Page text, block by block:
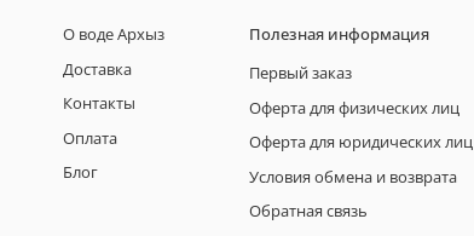
О воде Архыз
Доставка
Контакты
Оплата
Блог
Полезная информация
Первый заказ
Оферта для физических лиц
Оферта для юридических лиц
Условия обмена и возврата
Обратная связь